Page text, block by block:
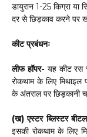
डायुरान 1-25 किग्रा या
दर से छिड़काव करने पर
कीट प्रबंधनः
लीफ हॉपर- यह कीट रस
रोकथाम के लिए मिथाइल
के अंतराल पर छिड़कानी
(ख) एस्टर ब्लिस्टर
इसकी रोकथाम के लिए